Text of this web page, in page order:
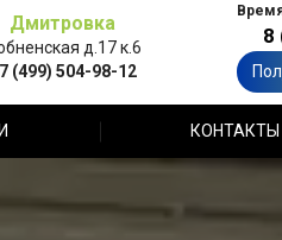
Дмитровка
д.17 к.6
(499) 504-98-12
8
КОНТАКТЫ